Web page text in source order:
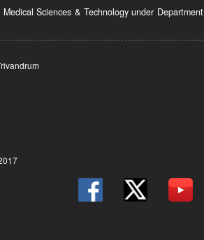
Sciences & Technology under Department